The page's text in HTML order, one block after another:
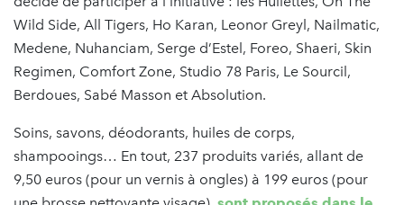
Wild Side, All Tigers, Ho Karan, Leonor Greyl, Nailmatic,
Medene, Nuhanciam, Serge d’Estel, Foreo, Shaeri, Skin
Regimen, Comfort Zone, Studio 78 Paris, Le Sourcil,
Berdoues, Sabé Masson et Absolution.
Soins, savons, déodorants, huiles de corps,
shampooings… En tout, 237 produits variés, allant de
9,50 euros (pour un vernis à ongles) à 199 euros (pour